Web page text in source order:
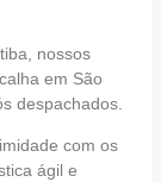
nossos
em São
despachados.
com os
ágil e